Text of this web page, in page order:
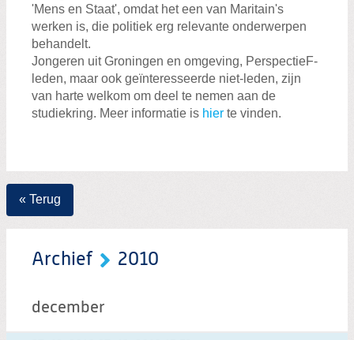
'Mens en Staat', omdat het een van Maritain's
werken is, die politiek erg relevante onderwerpen
behandelt.
Jongeren uit Groningen en omgeving, PerspectieF-
leden, maar ook geïnteresseerde niet-leden, zijn
van harte welkom om deel te nemen aan de
studiekring. Meer informatie is hier te vinden.
« Terug
Archief 2010
december